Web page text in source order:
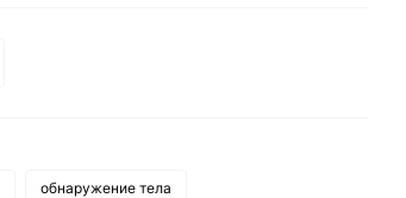
обнаружение тела